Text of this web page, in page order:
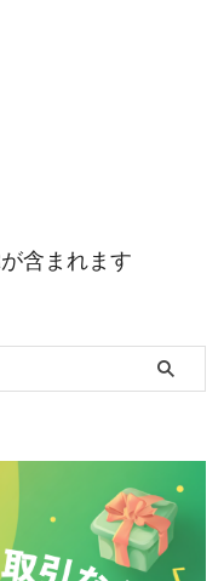
含まれます